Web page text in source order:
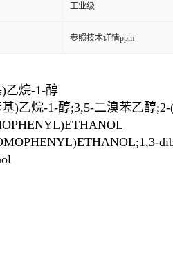
工业级
参照技术详情ppm
乙烷-1-醇
)乙烷-1-醇;3,5-二溴苯乙醇